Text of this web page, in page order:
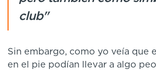
club"
Sin embargo, como yo veía que
en el pie podían llevar a algo